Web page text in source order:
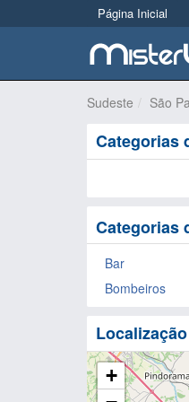
Página Inicial
Sudeste São
Categorias
Categorias
Bar
Bombeiros
+